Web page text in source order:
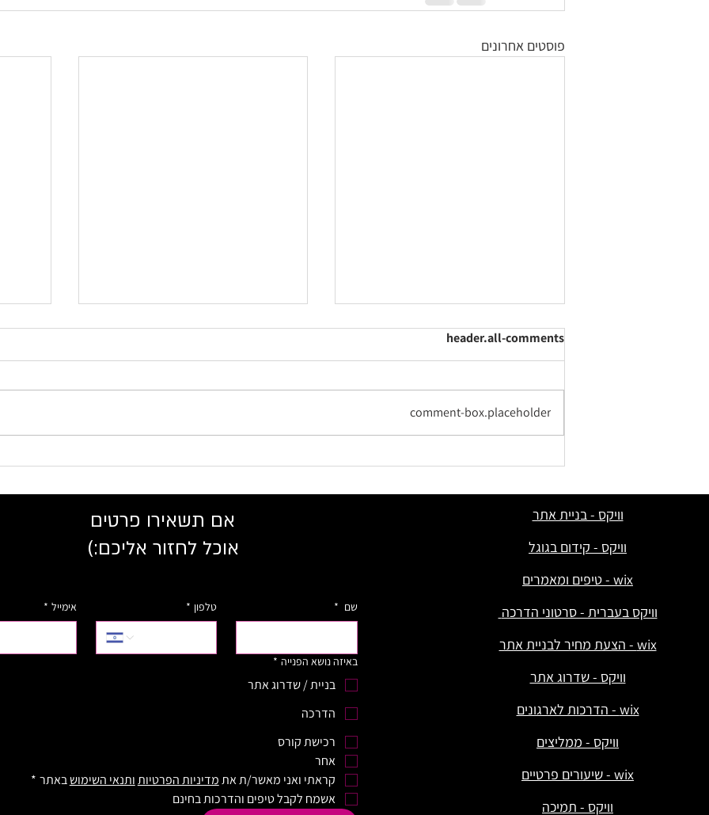
פוסטים אחרונים
header.all-comments
comment-box.placeholder
אם תשאירו פרטים
אוכל לחזור אליכם:)
שם * טלפון * אימייל *
באיזה נושא הפנייה *
בניית / שדרוג אתר
הדרכה
רכישת קורס
אחר
קראתי ואני מאשר/ת את מדיניות הפרטיותותנאי השימוש באתר *
אשמח לקבל טיפים והדרכות בחינם
וויקס - בניית אתר
וויקס - קידום בגוגל
wix - טיפים ומאמרים
וויקס בעברית - סרטוני הדרכה
wix - הצעת מחיר לבניית אתר
וויקס - שדרוג אתר
wix - הדרכות לארגונים
וויקס - ממליצים
wix - שיעורים פרטיים
וויקס - תמיכה